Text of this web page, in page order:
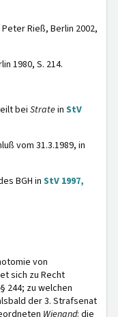
Rieß, Berlin 2002,
1980, S. 214.
bei Stratein StV
vom 31.3.1989, in
BGH in StV 1997,
von
sich zu Recht
244; zu welchen
der 3. Strafsenat